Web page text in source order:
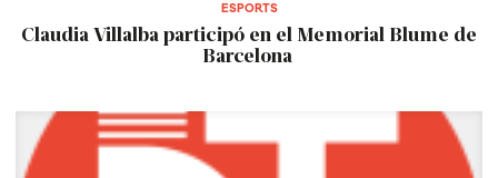
ESPORTS
Claudia Villalba participó en el Memorial Blume de
Barcelona